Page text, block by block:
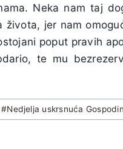
Neka nam taj
života, jer nam
poput pravih
te mu
#Nedjelja uskrsnuća